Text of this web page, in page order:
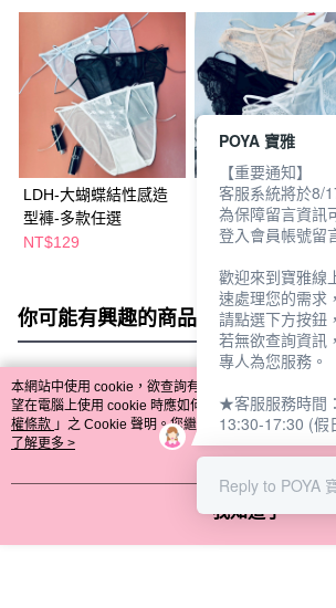
LDH-大蝴蝶結性感造
型褲-多款任選
NT$129
LDH-惹火細繩低腰
感褲-M-多色任選
NT$139
你可能有興趣的商品 全站排行
熱門標籤
本網站中使用 cookie，欲查詢有關本網站使用 cookie
望在電腦上使用 cookie 時應如何變更電腦的 cookie 設
權條款 」之 Cookie 聲明。您繼續使用本網站即表示您
用條款之 Cookie 聲明使用 cookie。
了解更多 >
我知道了
POYA 寶雅
【重要通知】
客服系統將於8/
為保障留言資訊
登入會員帳號留
歡迎來到寶雅線
速處理您的需求，
請點選下方按鈕
若無欲查詢資訊
專人為您服務。
★客服服務時間
13:30-17:30 (假
Reply to POYA